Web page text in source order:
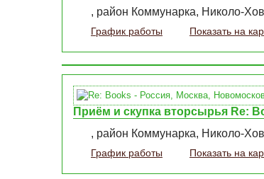
, район Коммунарка, Николо-
График работы Показать на
Приём и скупка вторсырья Re:
, район Коммунарка, Николо-
График работы Показать на